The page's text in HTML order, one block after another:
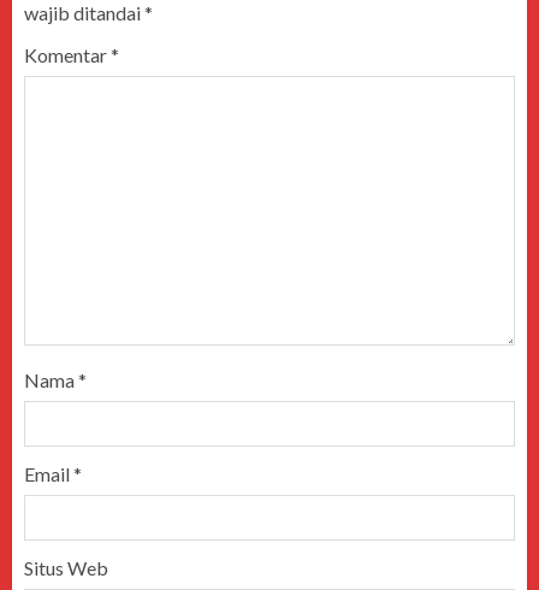
wajib ditandai*
Komentar*
Nama*
Email*
Situs Web